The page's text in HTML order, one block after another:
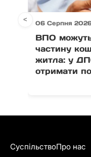
06 Серпня
ВПО
частину
житла: у
отримати
<
СуспільствоПро нас